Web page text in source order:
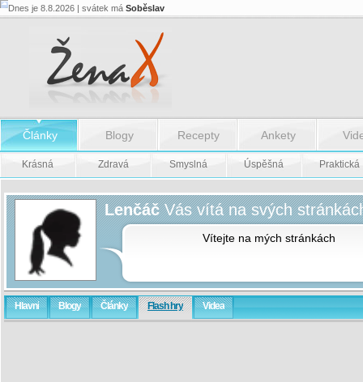
Dnes je 8.8.2026 | svátek má Soběslav
Články Blogy Recepty Ankety
Krásná Zdravá Smyslná Úspěšná Praktická
Lenčáč Vás vítá na svých
Vítejte na mých stránkách
Hlavní Blogy Články Flash hry Videa